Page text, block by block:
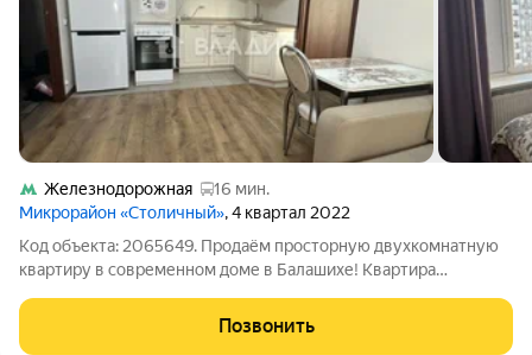
Железнодорожная
16 мин.
Микрорайон «Столичный», 4 квартал 2022
Код объекта: 2065649. Продаём просторную двухкомнатную
квартиру в современном доме в Балашихе! Квартира
дома, построенного в 2023 году. Общая площадь 48,3 кв. м,
Позвонить